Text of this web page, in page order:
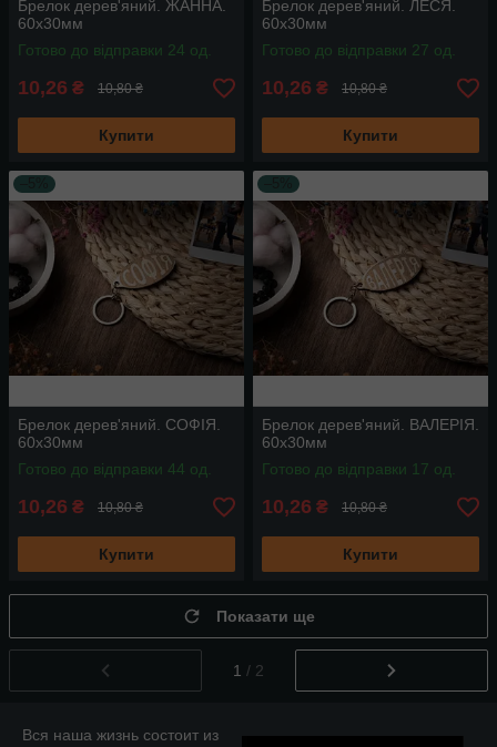
Брелок дерев'яний. ЖАННА.
60х30мм
Готово до відправки 24 од.
10,26 ₴ 10,80 ₴
Купити
Брелок дерев'яний. ЛЕСЯ.
60х30мм
Готово до відправки 27 од.
10,26 ₴ 10,80 ₴
Купити
Брелок дерев'яний. СОФІЯ.
60х30мм
Готово до відправки 44 од.
10,26 ₴ 10,80 ₴
Купити
Брелок дерев'яний. ВАЛЕРІЯ.
60х30мм
Готово до відправки 17 од.
10,26 ₴ 10,80 ₴
Купити
Показати ще
1 / 2
Вся наша жизнь состоит из